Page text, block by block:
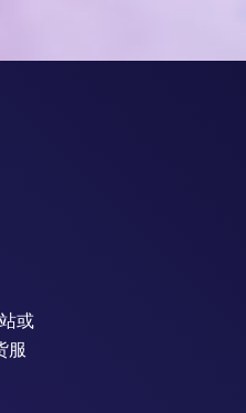
或
服